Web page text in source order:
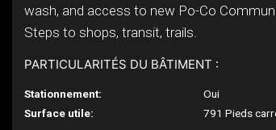
wash, and access to new Po-Co
Steps to shops, transit, trails.
PARTICULARITÉS DU BÂTIMENT :
Stationnement:
Oui
Surface utile:
791 Pieds